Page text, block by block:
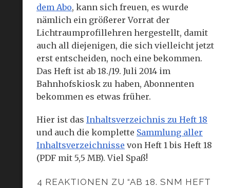
dem Abo, kann sich freuen, es wurde
nämlich ein größerer Vorrat der
Lichtraumprofillehren hergestellt, damit
auch all diejenigen, die sich vielleicht jetzt
erst entscheiden, noch eine bekommen.
Das Heft ist ab 18./19. Juli 2014 im
Bahnhofskiosk zu haben, Abonnenten
bekommen es etwas früher.
Hier ist das Inhaltsverzeichnis zu Heft 18
und auch die komplette Sammlung aller
Inhaltsverzeichnisse von Heft 1 bis Heft 18
(PDF mit 5,5 MB). Viel Spaß!
4 REAKTIONEN ZU “AB 18. SNM HEFT